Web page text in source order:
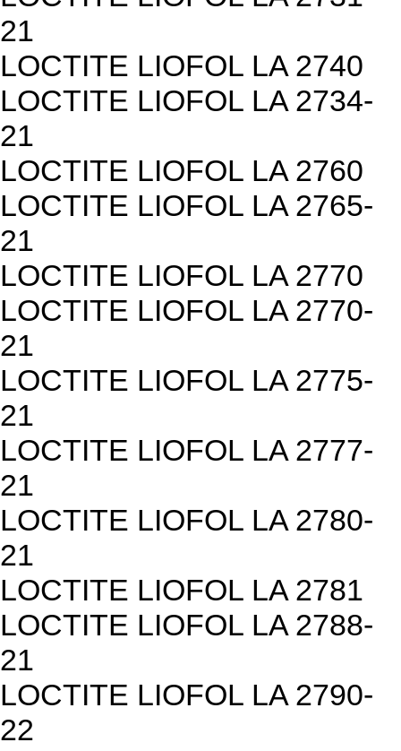
21
LOCTITE LIOFOL LA 2740
LOCTITE LIOFOL LA 2734-
21
LOCTITE LIOFOL LA 2760
LOCTITE LIOFOL LA 2765-
21
LOCTITE LIOFOL LA 2770
LOCTITE LIOFOL LA 2770-
21
LOCTITE LIOFOL LA 2775-
21
LOCTITE LIOFOL LA 2777-
21
LOCTITE LIOFOL LA 2780-
21
LOCTITE LIOFOL LA 2781
LOCTITE LIOFOL LA 2788-
21
LOCTITE LIOFOL LA 2790-
22